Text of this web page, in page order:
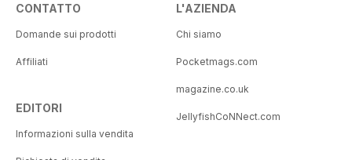
CONTATTO
Domande sui prodotti
Affiliati
EDITORI
Informazioni sulla vendita
L'AZIENDA
Chi siamo
Pocketmags.com
magazine.co.uk
JellyfishCoNNect.com